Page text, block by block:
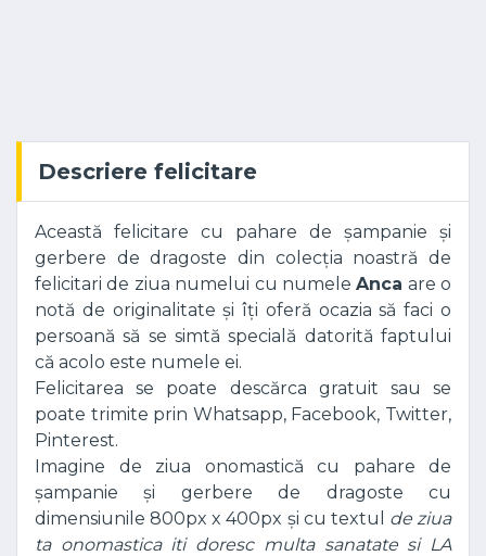
Descriere felicitare
Această felicitare cu pahare de șampanie și
gerbere de dragoste din colecția noastră de
felicitari de ziua numelui cu numeleAnca are o
notă de originalitate și îți oferă ocazia să faci o
persoană să se simtă specială datorită faptului
că acolo este numele ei.
Felicitarea se poate descărca gratuit sau se
poate trimite prin Whatsapp, Facebook, Twitter,
Pinterest.
Imagine de ziua onomastică cu pahare de
șampanie și gerbere de dragoste cu
dimensiunile 800px x 400px și cu textul de ziua
ta onomastica iti doresc multa sanatate si LA